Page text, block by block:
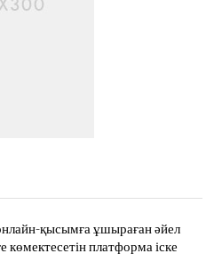
қысымға ұшыраған әйел
көмектесетін платформа іске